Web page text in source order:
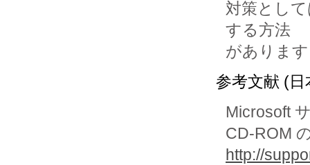
対策とし
する方法
がありま
参考文献 (日
Microsoft
CD-ROM
http://